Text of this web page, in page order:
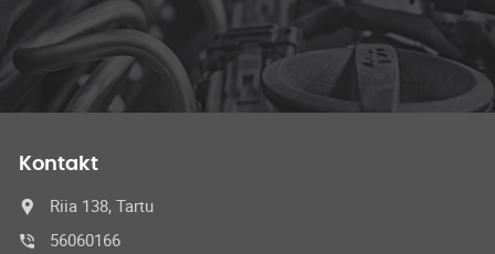
Kontakt
Riia 138, Tartu
56060166